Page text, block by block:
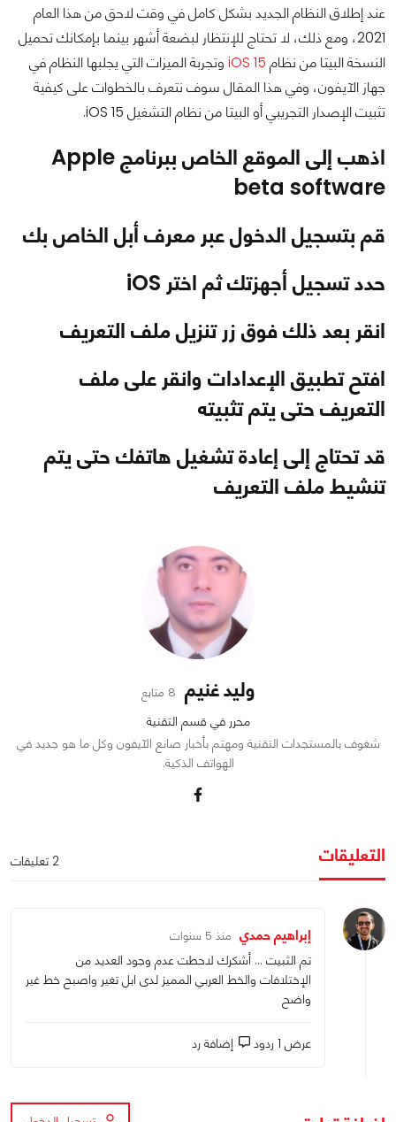
عند إطلاق النظام الجديد بشكل كامل في وقت لاحق من هذا العام
2021، ومع ذلك، لا تحتاج للإنتظار لبضعة أشهر بينما بإمكانك تحميل
النسخة البيتا من نظام iOS 15 وتجربة الميزات التي يجلبها النظام في
جهاز الآيفون، وفي هذا المقال سوف نتعرف بالخطوات على كيفية
تثبيت الإصدار التجريبي أو البيتا من نظام التشغيل iOS 15.
اذهب إلى الموقع الخاص ببرنامج Apple
beta software
قم بتسجيل الدخول عبر معرف أبل الخاص بك
حدد تسجيل أجهزتك ثم اختر iOS
انقر بعد ذلك فوق زر تنزيل ملف التعريف
افتح تطبيق الإعدادات وانقر على ملف
التعريف حتى يتم تثبيته
قد تحتاج إلى إعادة تشغيل هاتفك حتى يتم
تنشيط ملف التعريف
وليد غنيم 8 متابع
محرر في قسم التقنية
شغوف بالمستجدات التقنية ومهتم بأخبار صانع الآيفون وكل ما هو جديد في
الهواتف الذكية.
التعليقات 2 تعليقات
إبراهيم حمدي منذ 5 سنوات
تم الثبيت … أشكرك لاحطت عدم وجود العديد من
الإختلافات والخط العربي المميز لدى ابل تغير واصبح خط غير
واضح
عرض 1 ردود إضافة رد